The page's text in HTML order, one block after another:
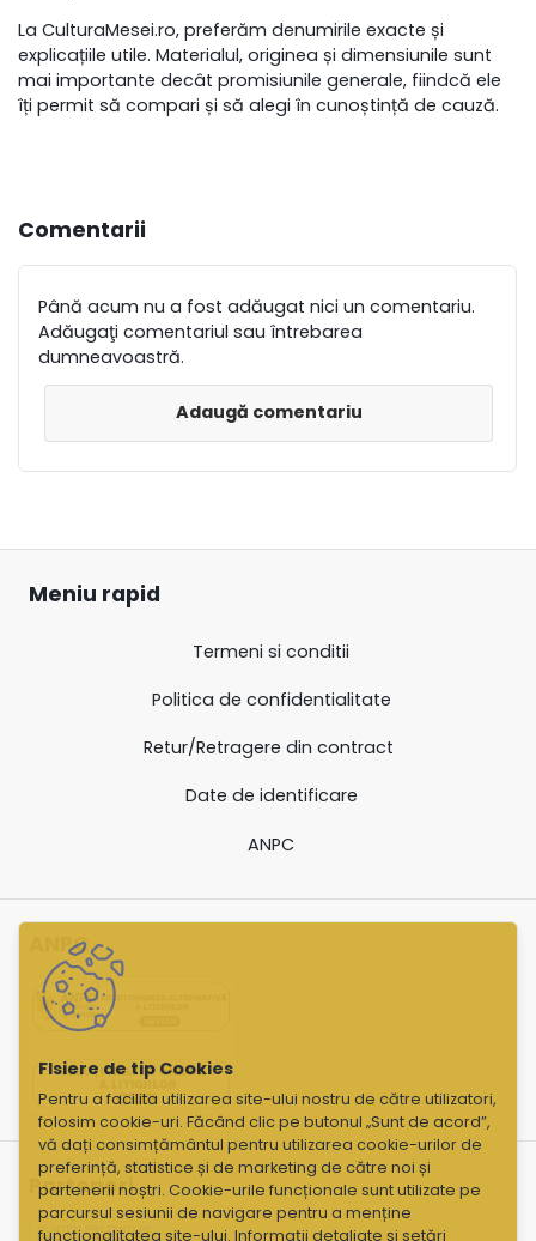
Pentru a facilita utilizarea site-ului nostru de către utilizatori,
folosim cookie-uri. Făcând clic pe butonul „Sunt de acord”,
vă dați consimțământul pentru utilizarea cookie-urilor de
preferință, statistice și de marketing de către noi și
partenerii noștri. Cookie-urile funcționale sunt utilizate pe
parcursul sesiunii de navigare pentru a menține
funcționalitatea site-ului. Informații detaliate și setări
La CulturaMesei.ro, preferăm denumirile exacte și
explicațiile utile. Materialul, originea și dimensiunile sunt
mai importante decât promisiunile generale, fiindcă ele
îți permit să compari și să alegi în cunoștință de cauză.
Comentarii
Până acum nu a fost adăugat nici un comentariu.
Adăugaţi comentariul sau întrebarea
dumneavoastră.
Adaugă comentariu
Meniu rapid
Termeni si conditii
Politica de confidentialitate
Retur/Retragere din contract
Date de identificare
ANPC
ANPC
Parteneri